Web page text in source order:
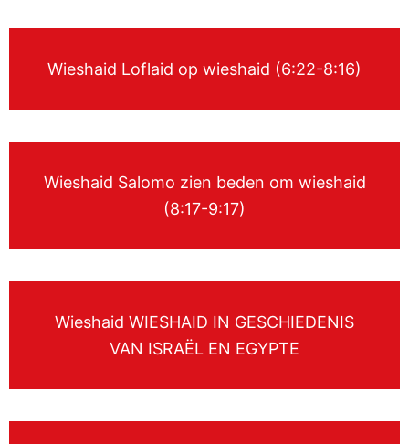
Wieshaid Loflaid op wieshaid (6:22-8:16)
Wieshaid Salomo zien beden om wieshaid
(8:17-9:17)
Wieshaid WIESHAID IN GESCHIEDENIS
VAN ISRAËL EN EGYPTE